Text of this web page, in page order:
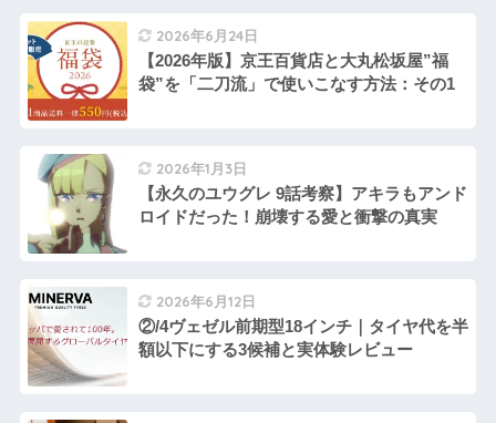
2026年6月24日
【2026年版】京王百貨店と大丸松坂屋”福
袋”を「二刀流」で使いこなす方法：その1
2026年1月3日
【永久のユウグレ 9話考察】アキラもアンド
ロイドだった！崩壊する愛と衝撃の真実
2026年6月12日
②/4ヴェゼル前期型18インチ｜タイヤ代を半
額以下にする3候補と実体験レビュー